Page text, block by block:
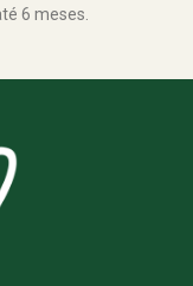
6 meses.